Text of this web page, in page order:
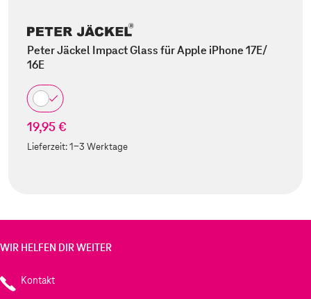
Peter Jäckel Impact Glass für Apple iPhone 17E/
16E
19,95 €
Lieferzeit:1-3 Werktage
WIR HELFEN DIR WEITER
Kontakt